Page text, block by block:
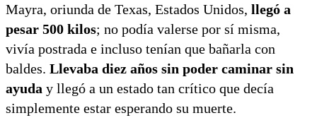
Mayra, oriunda de Texas, Estados Unidos, llegó a
pesar 500 kilos; no podía valerse por sí misma,
vivía postrada e incluso tenían que bañarla con
baldes. Llevaba diez años sin poder caminar sin
ayuda y llegó a un estado tan crítico que decía
simplemente estar esperando su muerte.